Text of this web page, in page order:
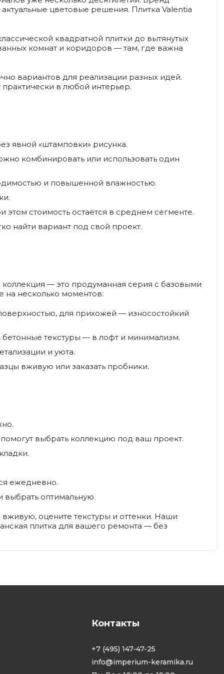
цветовые решения. Плитка Valentia
квадратной плитки до вытянутых
комнат и коридоров — там, где важна
вариантов для реализации разных идей.
практически в любой интерьер.
явной «штамповки» рисунка.
комбинировать или использовать один
и повышенной влажностью.
этом стоимость остаётся в среднем сегменте.
найти вариант под свой проект.
— это продуманная серия с базовыми
на несколько моментов:
для прихожей — износостойкий
текстуры — в лофт и минимализм.
и уюта.
вживую или заказать пробники.
выбрать коллекцию под ваш проект.
ежедневно.
выбрать оптимальную.
оцените текстуры и оттенки. Наши
плитка для вашего ремонта — без
Контакты
+7 (495) 147-47-25
info@imperium-keramika.ru